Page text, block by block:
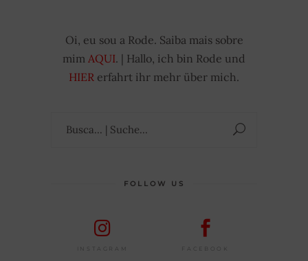
Oi, eu sou a Rode. Saiba mais sobre
mim AQUI. | Hallo, ich bin Rode und
HIER erfahrt ihr mehr über mich.
FOLLOW US
INSTAGRAM FACEBOOK